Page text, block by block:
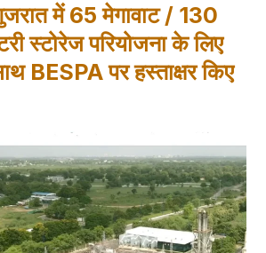
में 65 मेगावाट / 130
स्टोरेज परियोजना के लिए
BESPA पर हस्ताक्षर किए